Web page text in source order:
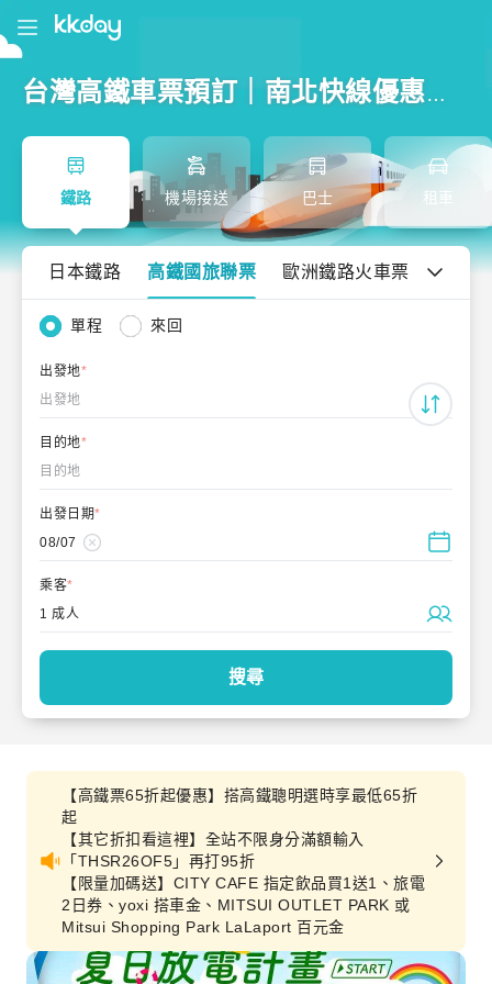
台灣高鐵車票預訂｜南北快線優惠票線上購買
鐵路 機場接送 巴士 租車
日本鐵路 高鐵國旅聯票 歐洲鐵路火車票
單程 來回
出發地*
出發地
目的地*
目的地
出發日期*
08/07
乘客*
1 成人
搜尋
【高鐵票65折起優惠】搭高鐵聰明選時享最低65折
起
【其它折扣看這裡】全站不限身分滿額輸入
「THSR26OF5」再打95折
【限量加碼送】CITY CAFE 指定飲品買1送1、旅電
2日券、yoxi 搭車金、MITSUI OUTLET PARK 或
Mitsui Shopping Park LaLaport 百元金